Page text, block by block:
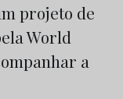
projeto de
World
a